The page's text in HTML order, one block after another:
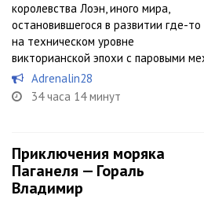
королевства Лоэн, иного мира,
остановившегося в развитии где-то
на техническом уровне
викторианской эпохи с паровыми
Adrenalin28
34 часа 14 минут
Приключения моряка
Паганеля — Гораль
Владимир